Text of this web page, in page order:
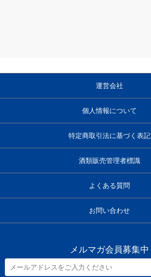
運営会社
個人情報について
特定商取引法に基づく表記
酒類販売管理者標識
よくある質問
お問い合わせ
メルマガ会員募集中